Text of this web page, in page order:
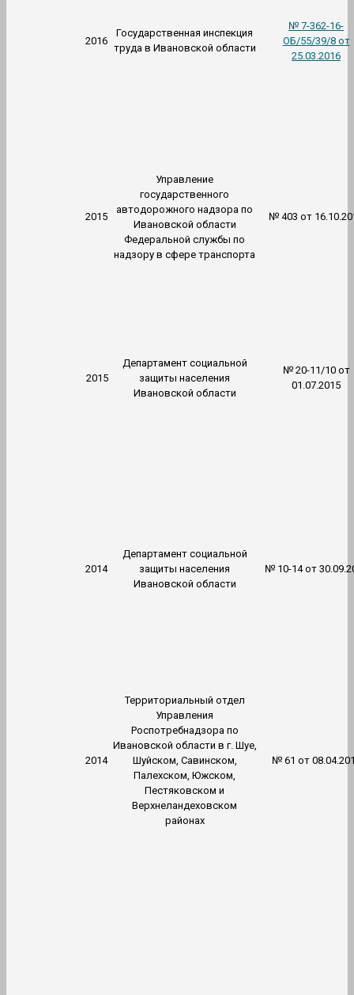
2016
Государственная инспекция
труда в Ивановской области
№ 7-362-16-
ОБ/55/39/8 от
25.03.2016
2015
Управление
государственного
автодорожного надзора по
Ивановской области
Федеральной службы по
надзору в сфере транспорта
№ 403 от
2015
Департамент социальной
защиты населения
Ивановской области
№ 20-11/10 от
01.07.2015
2014
Департамент социальной
защиты населения
Ивановской области
№ 10-14 от
2014
Территориальный отдел
Управления
Роспотребнадзора по
Ивановской области в г. Шуе,
Шуйском, Савинском,
Палехском, Южском,
Пестяковском и
Верхнеландеховском
районах
№ 61 от